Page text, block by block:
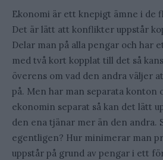
Ekonomi är ett knepigt ämne i de
Det är lätt att konflikter uppstår
Delar man på alla pengar och har
med två kort kopplat till det så
överens om vad den andra väljer
på. Men har man separata konton
ekonomin separat så kan det lätt
den ena tjänar mer än den andra.
egentligen? Hur minimerar man
uppstår på grund av pengar i ett